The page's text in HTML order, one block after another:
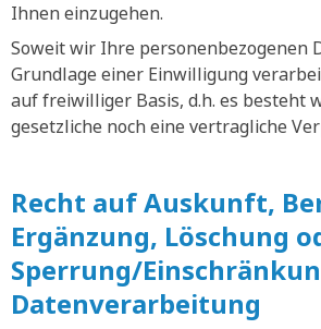
Ihnen einzugehen.
Soweit wir Ihre personenbezogenen
Grundlage einer Einwilligung
auf freiwilliger Basis, d.h. es besteht
gesetzliche noch eine vertragliche
Recht auf Auskunft,
Ergänzung, Löschung
Sperrung/
Datenverarbeitung